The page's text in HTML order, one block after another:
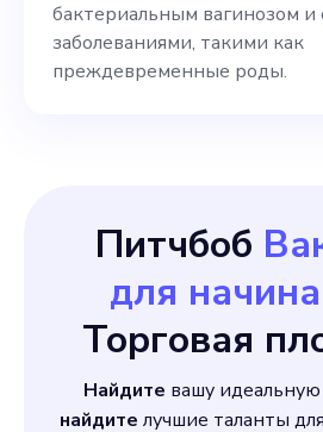
бактериальным вагинозом
заболеваниями, такими как
преждевременные роды.
Питчбоб
для
Торговая
Найдите вашу
найдите лучшие таланты